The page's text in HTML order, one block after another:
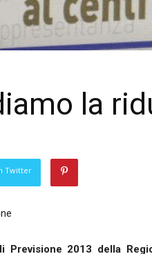
la
Twitter
Previsione 2013 della